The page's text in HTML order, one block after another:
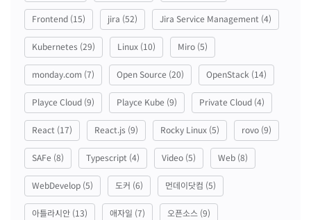
Frontend (15) jira (52) Jira Service Management (4)
Kubernetes (29) Linux (10) Miro (5)
monday.com (7) Open Source (20) OpenStack (14)
Playce Cloud (9) Playce Kube (9) Private Cloud (4)
React (17) React.js (9) Rocky Linux (5) rovo (9)
SAFe (8) Typescript (4) Video (5) Web (8)
WebDevelop (5) 도커 (6) 먼데이닷컴 (5)
아틀라시안 (13) 애자일 (7) 오픈소스 (9)